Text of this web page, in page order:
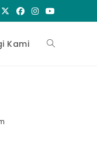
Kami Toggle